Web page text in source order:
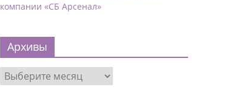
компании «СБ Арсенал»
Архивы